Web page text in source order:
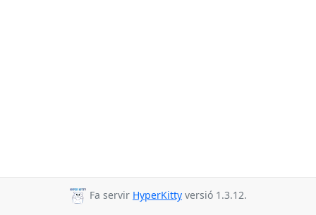
Fa servir HyperKitty versió 1.3.12.